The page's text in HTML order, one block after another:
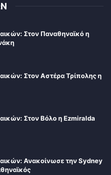
Στον Παναθηναϊκό η
Στον Αστέρα Τρίπολης η
Στον Βόλο η Ezmiralda
Ανακοίνωσε την Sydney